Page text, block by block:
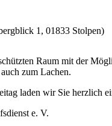
1, 01833 Stolpen)
Raum mit der
zum Lachen.
laden wir Sie herzlich
e. V.